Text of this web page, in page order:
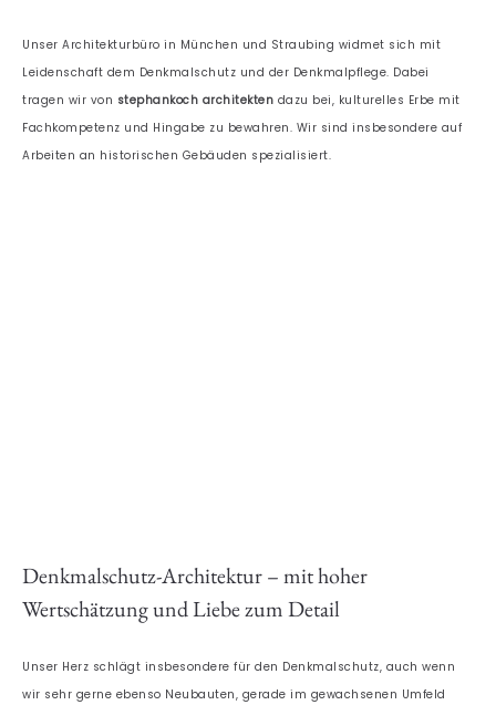
Unser Architekturbüro in München und Straubing widmet sich mit
Leidenschaft dem Denkmalschutz und der Denkmalpflege. Dabei
tragen wir von stephankoch architekten dazu bei, kulturelles Erbe mit
Fachkompetenz und Hingabe zu bewahren. Wir sind insbesondere auf
Arbeiten an historischen Gebäuden spezialisiert.
Denkmalschutz-Architektur – mit hoher
Wertschätzung und Liebe zum Detail
Unser Herz schlägt insbesondere für den Denkmalschutz, auch wenn
wir sehr gerne ebenso Neubauten, gerade im gewachsenen Umfeld